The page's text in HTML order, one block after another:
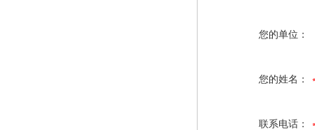
您的单位：
您的姓名：
联系电话：